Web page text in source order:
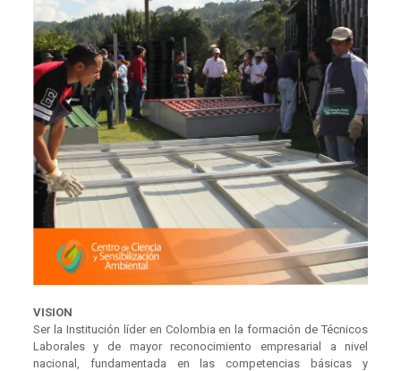
VISION
Ser la Institución líder en Colombia en la formación de Técnicos
Laborales y de mayor reconocimiento empresarial a nivel
nacional, fundamentada en las competencias básicas y